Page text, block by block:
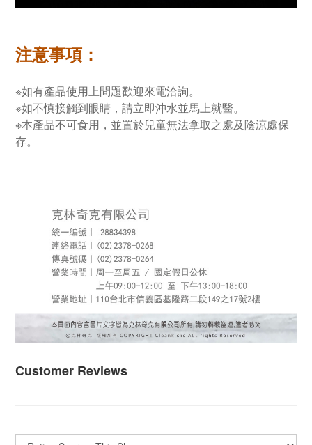
注意事項：
※如有產品使用上問題歡迎來電洽詢。
※如不慎接觸到眼睛，請立即沖水並馬上就醫。
※本產品不可食用，並置於兒童無法拿取之處及陰涼處保
存。
Customer Reviews